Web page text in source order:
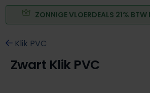
ZONNIGE VLOERDEALS 21% BTW
Klik PVC
Zwart Klik PVC